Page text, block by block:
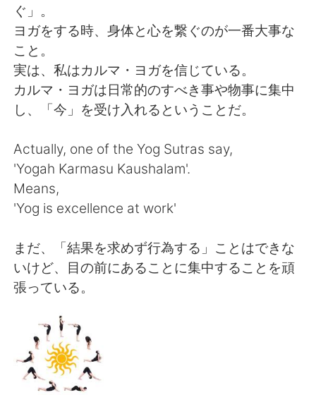
العربية
日本語
Русский ไทย
Indonesia Italiano
Türkçe Tiếng Việt
Português
ぐ」。
ヨガをする時、身体と心を繋ぐのが一番大事な
こと。
実は、私はカルマ・ヨガを信じている。
カルマ・ヨガは日常的のすべき事や物事に集中
し、「今」を受け入れるということだ。
Actually, one of the Yog Sutras say,
'Yogah Karmasu Kaushalam'.
Means,
'Yog is excellence at work'
まだ、「結果を求めず行為する」ことはできな
いけど、目の前にあることに集中することを頑
張っている。